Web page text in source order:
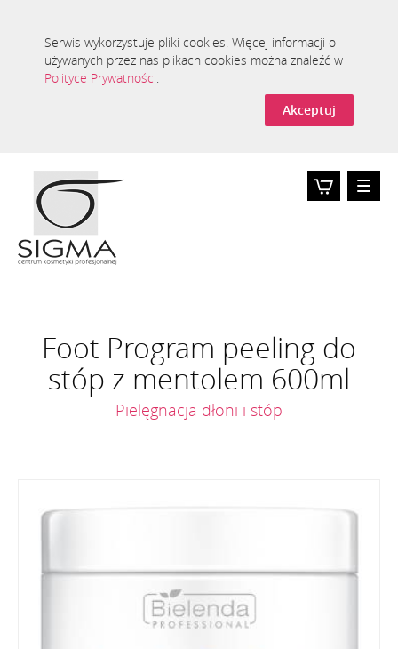
Serwis wykorzystuje pliki cookies. Więcej informacji o
używanych przez nas plikach cookies można znaleźć w
Polityce Prywatności.
Akceptuj
Toggle
Koszyk0
Foot Program peeling do
stóp z mentolem 600ml
Pielęgnacja dłoni i stóp